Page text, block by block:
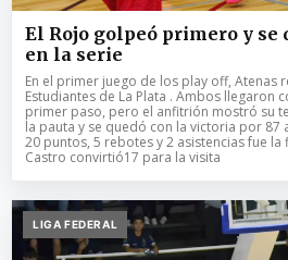
El Rojo golpeó primero y se
en la serie
En el primer juego de los play off, Atenas
Estudiantes de La Plata . Ambos llegaron
primer paso, pero el anfitrión mostró su
la pauta y se quedó con la victoria por 87
20 puntos, 5 rebotes y 2 asistencias fue la
Castro convirtió17 para la visita
LIGA FEDERAL